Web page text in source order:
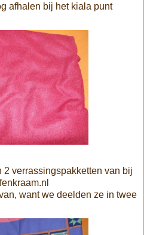
afhalen bij het kiala punt
verrassingspakketten van bij
want we deelden ze in twee